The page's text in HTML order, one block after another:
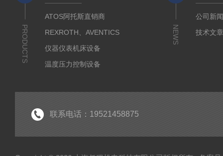
PRODUCTS
ATOS阿托斯直销商
REXROTH、AVENTICS
仪器仪表机床设备
温度压力控制设备
液压润滑工业设备
NEWS
公司新
技术文
联系电话：19521458875